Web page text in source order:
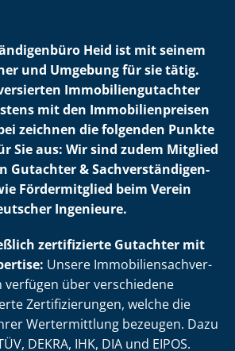
Heid ist mit seinem
und Umgebung für sie tätig.
Im­mo­bi­li­en­gut­ach­ter
mit den Im­mo­bi­li­en­prei­sen
zeichnen die folgenden Punkte
Sie aus: Wir sind zudem Mitglied
Gutachter & Sach­ver­stän­di­gen­
Fördermitglied beim Verein
Ingenieure.
zertifizierte Gutachter mit
Unsere Im­mo­bi­li­en­sach­ver­
verfügen über verschiedene
Zer­ti­fi­zie­run­gen, welche die
Wertermittlung bezeugen. Dazu
DEKRA, IHK, DIA und EIPOS.